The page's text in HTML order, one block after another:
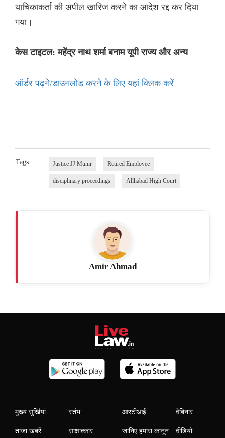
याचिकाकर्ता की अपील खारिज करने का आदेश रद्द कर दिया
गया।
केस टाइटल: महेंद्र नाथ शर्मा बनाम यूपी राज्य और अन्य
ऑर्डर पढ़ने/डाउनलोड करने के लिए यहां क्लिक करें
Tags Justice JJ Munir Retired Employee
disciplinary proceedings Allhabad High Court
Amir Ahmad
मुख्य सुर्खियां
ताजा खबरें
स्तंभ
साक्षात्कार
आरटीआई
जानिए हमारा कानून
वेबिनार
वीडियो